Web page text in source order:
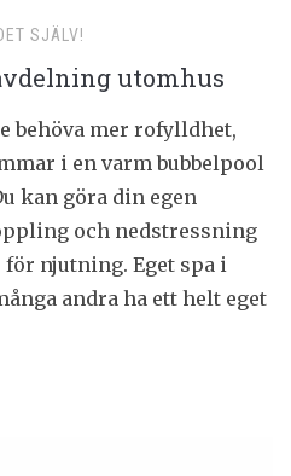
SJÄLV!
utomhus
behöva mer rofylldhet,
i en varm bubbelpool
kan göra din egen
och nedstressning
för njutning. Eget spa i
andra ha ett helt eget